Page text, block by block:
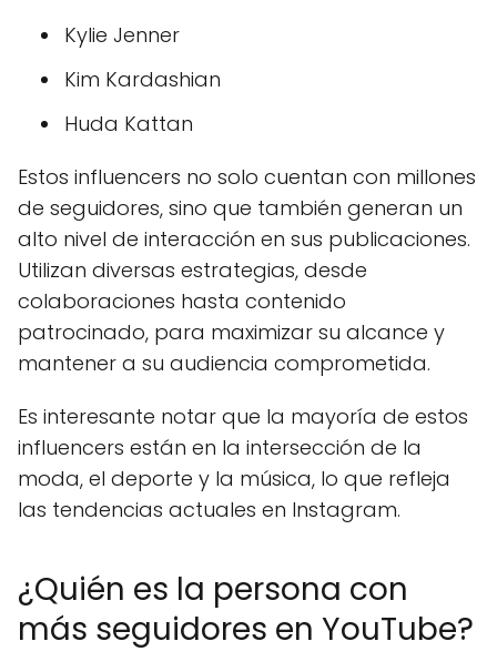
Kylie Jenner
Kim Kardashian
Huda Kattan
Estos influencers no solo cuentan con millones
de seguidores, sino que también generan un
alto nivel de interacción en sus publicaciones.
Utilizan diversas estrategias, desde
colaboraciones hasta contenido
patrocinado, para maximizar su alcance y
mantener a su audiencia comprometida.
Es interesante notar que la mayoría de estos
influencers están en la intersección de la
moda, el deporte y la música, lo que refleja
las tendencias actuales en Instagram.
¿Quién es la persona con
más seguidores en YouTube?